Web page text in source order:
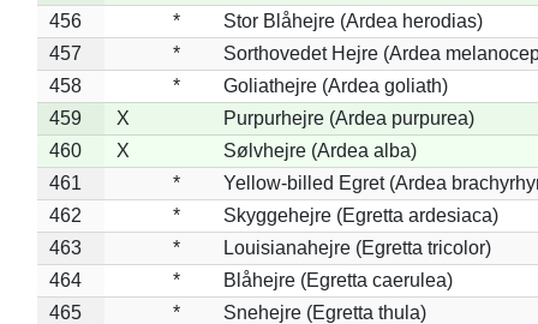
456
*
Stor Blåhejre (Ardea herodias)
457
*
Sorthovedet Hejre (Ardea
458
*
Goliathejre (Ardea goliath)
459
X
Purpurhejre (Ardea purpurea)
460
X
Sølvhejre (Ardea alba)
461
*
Yellow-billed Egret (Ardea
462
*
Skyggehejre (Egretta ardesiaca)
463
*
Louisianahejre (Egretta tricolor)
464
*
Blåhejre (Egretta caerulea)
465
*
Snehejre (Egretta thula)